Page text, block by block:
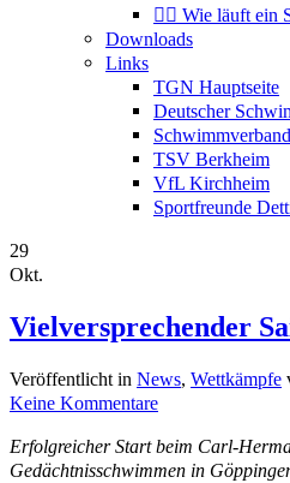
🏊‍♀️ Wie läuft ein
Downloads
Links
TGN Hauptseite
Deutscher
TSV Berkheim
VfL Kirchheim
Sportfreunde
29
Okt.
Vielversprechender
Veröffentlicht in News, Wettkämpfe
Keine Kommentare
Erfolgreicher Start beim Carl-
Gedächtnisschwimmen in